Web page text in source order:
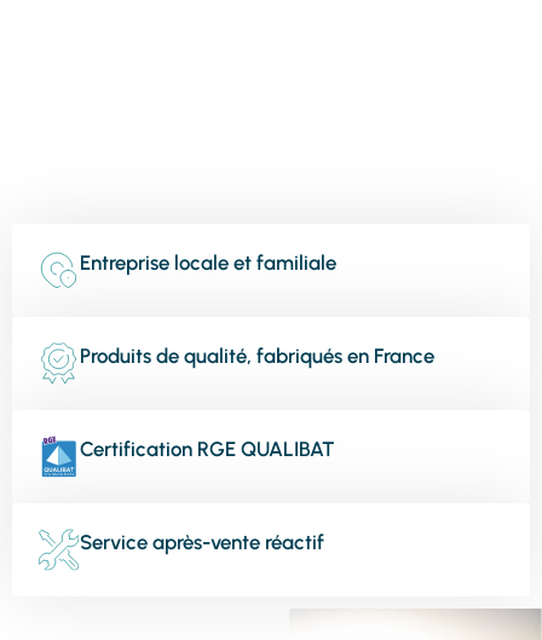
Entreprise locale et familiale
Produits de qualité, fabriqués en France
Certification RGE QUALIBAT
Service après-vente réactif